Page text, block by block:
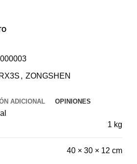
RX3S , ZONGSHEN
ADICIONAL OPINIONES
1 kg
40 × 30 × 12 cm